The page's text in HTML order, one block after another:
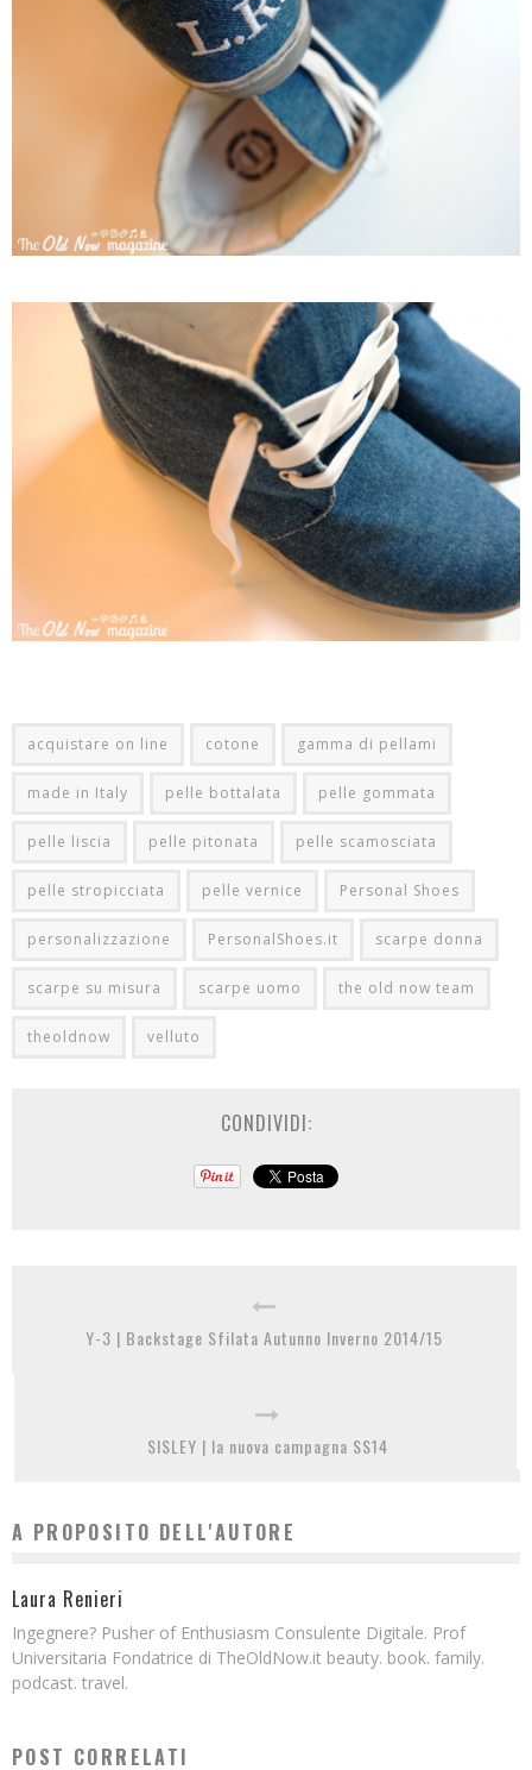
acquistare on line cotone gamma di pellami
made in Italy pelle bottalata pelle gommata
pelle liscia pelle pitonata pelle scamosciata
pelle stropicciata pelle vernice Personal Shoes
personalizzazione PersonalShoes.it scarpe donna
scarpe su misura scarpe uomo the old now team
theoldnow velluto
CONDIVIDI:
Y-3 | Backstage Sfilata Autunno Inverno 2014/15
SISLEY | la nuova campagna SS14
A PROPOSITO DELL'AUTORE
Laura Renieri
Ingegnere? Pusher of Enthusiasm Consulente Digitale. Prof
Universitaria Fondatrice di TheOldNow.it beauty. book. family.
podcast. travel.
POST CORRELATI